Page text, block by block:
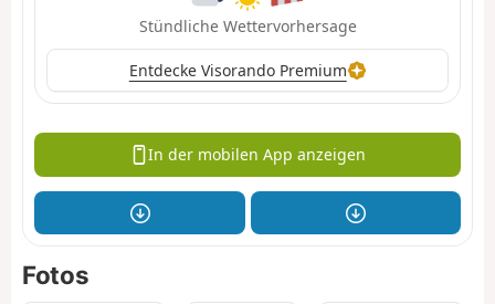
Stündliche Wettervorhersage
Entdecke Visorando Premium
In der mobilen App anzeigen
Fotos